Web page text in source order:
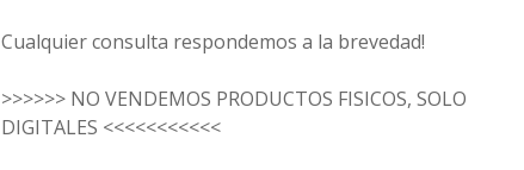
Cualquier consulta respondemos a la brevedad!
>>>>>> NO VENDEMOS PRODUCTOS FISICOS, SOLO
DIGITALES <<<<<<<<<<<